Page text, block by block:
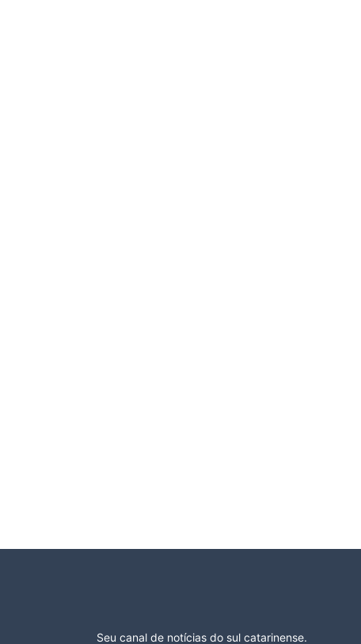
Seu canal de notícias do sul catarinense.